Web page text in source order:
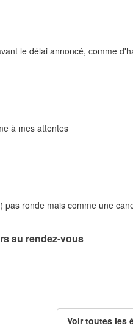
le délai annoncé, comme
à mes attentes
pas ronde mais comme une
au rendez-vous
Voir toutes les